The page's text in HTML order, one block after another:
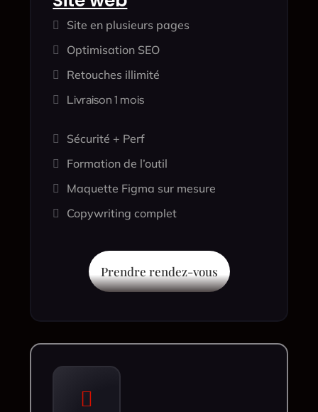
 Site en plusieurs pages
 Optimisation SEO
 Retouches illimité
 Livraison 1 mois
 Sécurité + Perf
 Formation de l’outil
 Maquette Figma sur mesure
 Copywriting complet
Prendre rendez-vous
